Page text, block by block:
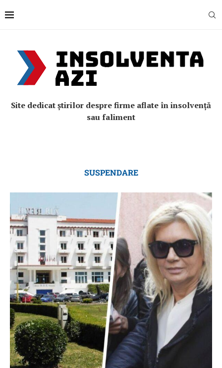
Site dedicat știrilor despre firme aflate în insolvență
sau faliment
SUSPENDARE